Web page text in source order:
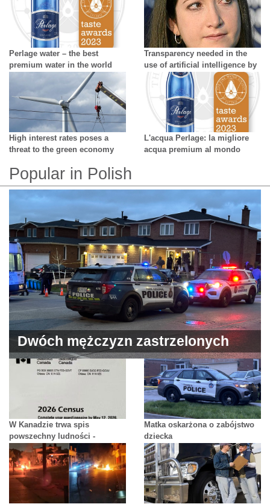
Perlage water – the best
premium water in the world
Transparency needed in the
use of artificial intelligence by
creators - growing difficulty in
distinguishing reality from AI
High interest rates poses a
threat to the green economy
L'acqua Perlage: la migliore
acqua premium al mondo
Popular in Polish
Dwóch mężczyzn zastrzelonych
przed domem. Mafijne porachunki?
W Kanadzie trwa spis
powszechny ludności -
niewypełnienie grozi karą
Matka oskarżona o zabójstwo
dziecka